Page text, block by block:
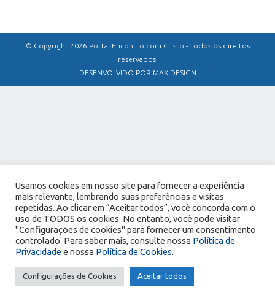
© Copyright 2026 Portal Encontro com Cristo - Todos os direitos
reservados.
DESENVOLVIDO POR MAX DESIGN
Usamos cookies em nosso site para fornecer a experiência
mais relevante, lembrando suas preferências e visitas
repetidas. Ao clicar em “Aceitar todos”, você concorda com o
uso de TODOS os cookies. No entanto, você pode visitar
"Configurações de cookies" para fornecer um consentimento
controlado. Para saber mais, consulte nossa Política de
Privacidade e nossa Política de Cookies.
Configurações de Cookies Aceitar todos